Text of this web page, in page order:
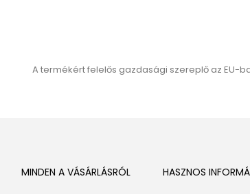
A termékért felelős gazdasági szereplő az EU-
MINDEN A VÁSÁRLÁSRÓL HASZNOS